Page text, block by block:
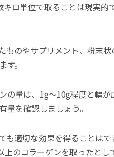
ロ単位で取ることは現実的
ものやサプリメント、粉末
。
の量は、1g〜10g程度と幅が
を確認しましょう。
も適切な効果を得ることは
のコラーゲンを取ったとし